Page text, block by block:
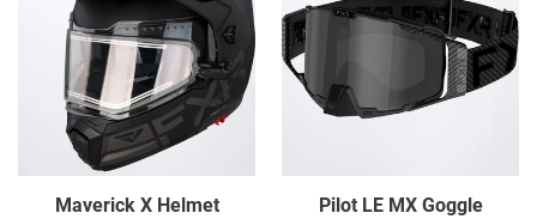
Maverick X Helmet
Goggle
Pilot LE MX Goggle